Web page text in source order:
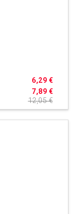
7,89 €
6,29 €
12,05 €